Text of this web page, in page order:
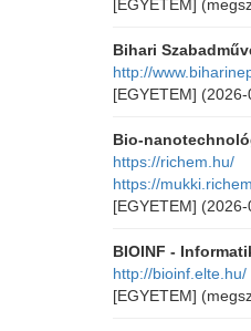
[EGYETEM]
Bihari
http://
[EGYETEM]
Bio-
https://richem.hu/
https://
[EGYETEM]
BIOINF -
http://bioinf.elte.hu/
[EGYETEM]